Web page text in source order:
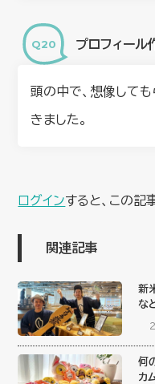
プロフィール
頭の中で、想像して
きました。
ログインすると、この記
関連記事
新
な
何
カ